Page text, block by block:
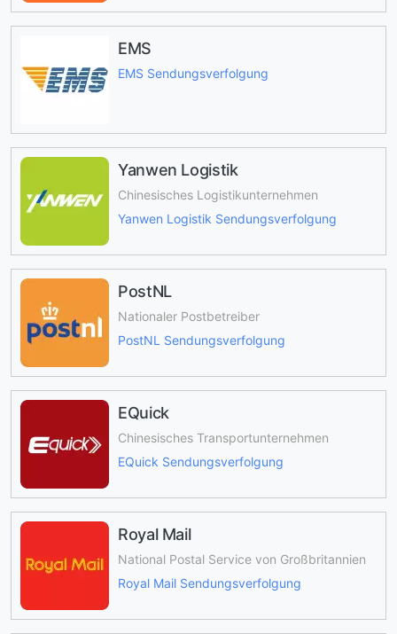
EMS
EMS Sendungsverfolgung
Yanwen Logistik
Chinesisches Logistikunternehmen
Yanwen Logistik Sendungsverfolgung
PostNL
Nationaler Postbetreiber
PostNL Sendungsverfolgung
EQuick
Chinesisches Transportunternehmen
EQuick Sendungsverfolgung
Royal Mail
National Postal Service von Großbritannien
Royal Mail Sendungsverfolgung